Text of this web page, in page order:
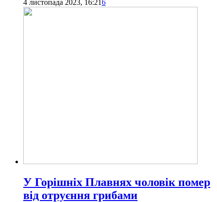
4 листопада 2023, 16:216
У Горішніх Плавнях чоловік помер
від отруєння грибами